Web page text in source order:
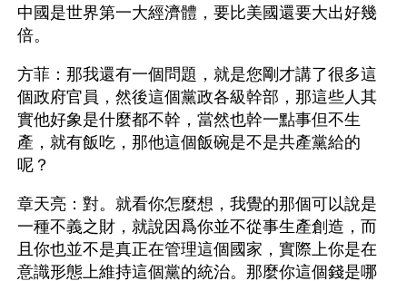
中國是世界第一大經濟體，要比美國還要大出好幾
倍。
方菲：那我還有一個問題，就是您剛才講了很多這
個政府官員，然後這個黨政各級幹部，那這些人其
實他好象是什麼都不幹，當然也幹一點事但不生
產，就有飯吃，那他這個飯碗是不是共產黨給的
呢？
章天亮：對。就看你怎麼想，我覺的那個可以說是
一種不義之財，就說因爲你並不從事生產創造，而
且你也並不是真正在管理這個國家，實際上你是在
意識形態上維持這個黨的統治。那麼你這個錢是哪